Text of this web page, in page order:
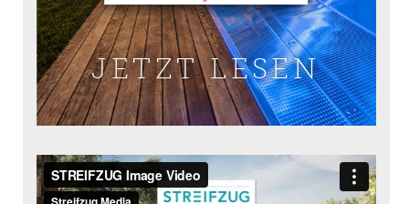
JETZT LESEN